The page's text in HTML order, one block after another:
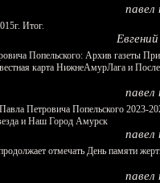
павел
Итог.
Попельского: Архив газеты
карта НижнеАмурЛага и
павел
Петровича Попельского 2023-
и Наш Город Амурск
павел
отмечать День памяти
павел